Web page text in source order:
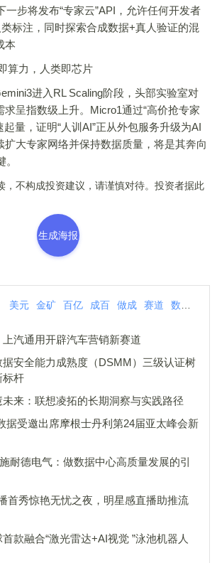
一步将发布“专家云”API，允许任何开发者
类标注，同时探索合成数据+真人验证的混
本
力，人类即芯片
进入RL Scaling阶段，头部实验室对
呈指数级上升。Micro1通过“高价抢专家
量，证明“人训AI”正从外包服务升级为AI
扩大专家网络并保持数据质量，将是其奔向
不构成投资建议，请谨慎对待。投资者据此
生成海报
美元 金矿 百亿 成百 做成 赛道 数据
汽通用开辟汽车营销新赛道
安全能力成熟度（DSMM）三级认证树
标杆
来：联想凌拓的长期洞察与实践路径
据受邀出席摩根士丹利第24届亚太峰会新
耐德电气：做数据中心高质量发展的引
首秀惊艳无忧之夜，明星感直播助推流
款融合“激光雷达+AI视觉 ”泳池机器人